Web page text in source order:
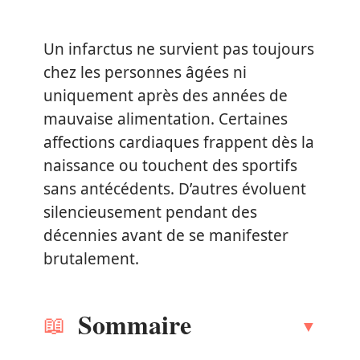
Un infarctus ne survient pas toujours
chez les personnes âgées ni
uniquement après des années de
mauvaise alimentation. Certaines
affections cardiaques frappent dès la
naissance ou touchent des sportifs
sans antécédents. D’autres évoluent
silencieusement pendant des
décennies avant de se manifester
brutalement.
Sommaire